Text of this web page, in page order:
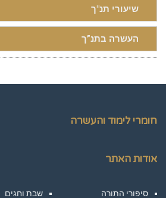
שיעורי תנ"ך
העשרה בתנ”ך
חומרי לימוד והעשרה
אודות האתר
סיפורי התורה
שבת וחגים